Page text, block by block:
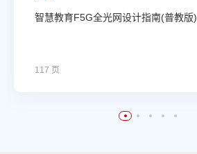
智慧教育F5G全光网设计指南(普教版)
117 页